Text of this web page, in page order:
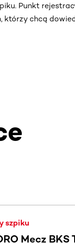
Punkt
chcą
Użyj
szpiku
Mecz BKS